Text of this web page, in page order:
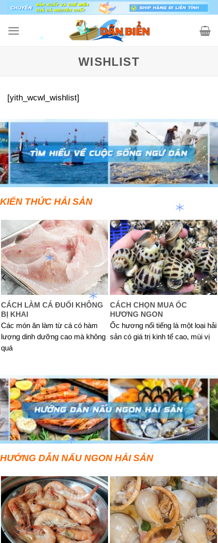
Skip
content
WISHLIST
[yith_wcwl_wishlist]
KIẾN THỨC HẢI SẢN
CÁCH LÀM CÁ ĐUỐI KHÔNG
BỊ KHAI
Các món ăn làm từ cá có hàm
lượng dinh dưỡng cao mà không
quá
CÁCH CHỌN MUA ỐC
HƯƠNG NGON
Ốc hương nổi tiếng là một loại hải
sản có giá trị kinh tế cao, mùi vị
HƯỚNG DẪN NẤU NGON HẢI SẢN